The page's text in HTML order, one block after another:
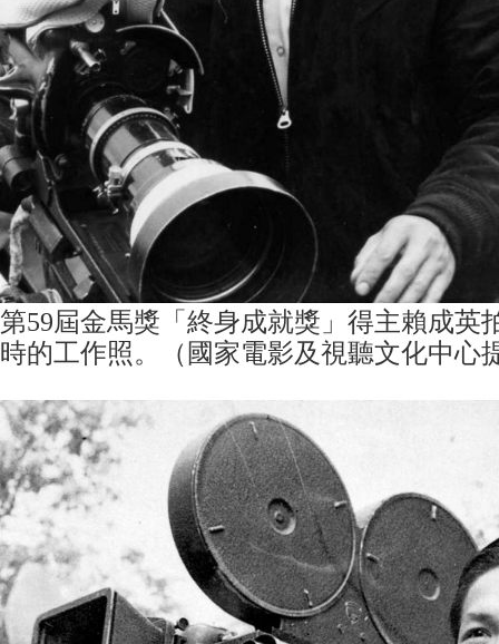
第59屆金馬獎「終身成就獎」得主賴成英
時的工作照。（國家電影及視聽文化中心